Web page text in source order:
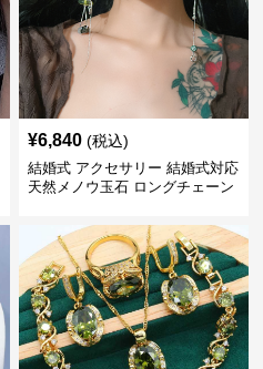
¥6,840 (税込)
結婚式 アクセサリー 結婚式対応
天然メノウ玉石 ロングチェーン